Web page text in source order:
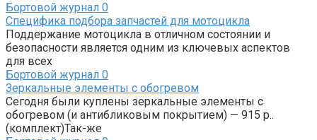
Бортовой журнал 0
Специфика подбора запчастей для мотоцикла
Поддержание мотоцикла в отличном состоянии и
безопасности является одним из ключевых аспектов
для всех
Бортовой журнал 0
Зеркальные элементы с обогревом
Сегодня были куплены зеркальные элементы с
обогревом (и антибликовым покрытием) — 915 р..
(комплект)Так-же